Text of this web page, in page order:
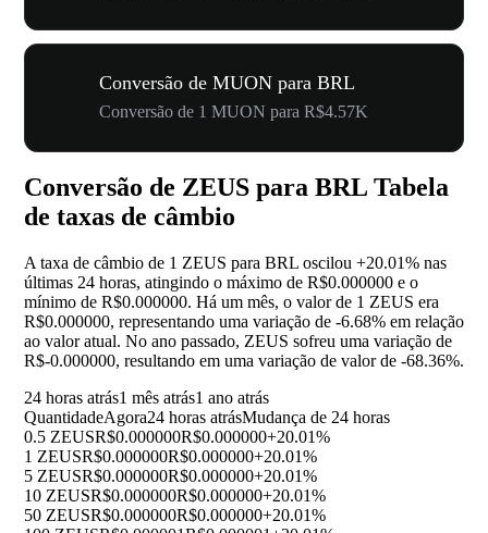
Conversão de MUON para BRL
Conversão de 1 MUON para R$4.57K
Conversão de ZEUS para BRL Tabela
de taxas de câmbio
A taxa de câmbio de 1 ZEUS para BRL oscilou +20.01% nas
últimas 24 horas, atingindo o máximo de R$0.000000 e o
mínimo de R$0.000000. Há um mês, o valor de 1 ZEUS era
R$0.000000, representando uma variação de -6.68% em relação
ao valor atual. No ano passado, ZEUS sofreu uma variação de
R$-0.000000, resultando em uma variação de valor de -68.36%.
24 horas atrás1 mês atrás1 ano atrás
QuantidadeAgora24 horas atrásMudança de 24 horas
0.5 ZEUSR$0.000000R$0.000000+20.01%
1 ZEUSR$0.000000R$0.000000+20.01%
5 ZEUSR$0.000000R$0.000000+20.01%
10 ZEUSR$0.000000R$0.000000+20.01%
50 ZEUSR$0.000000R$0.000000+20.01%